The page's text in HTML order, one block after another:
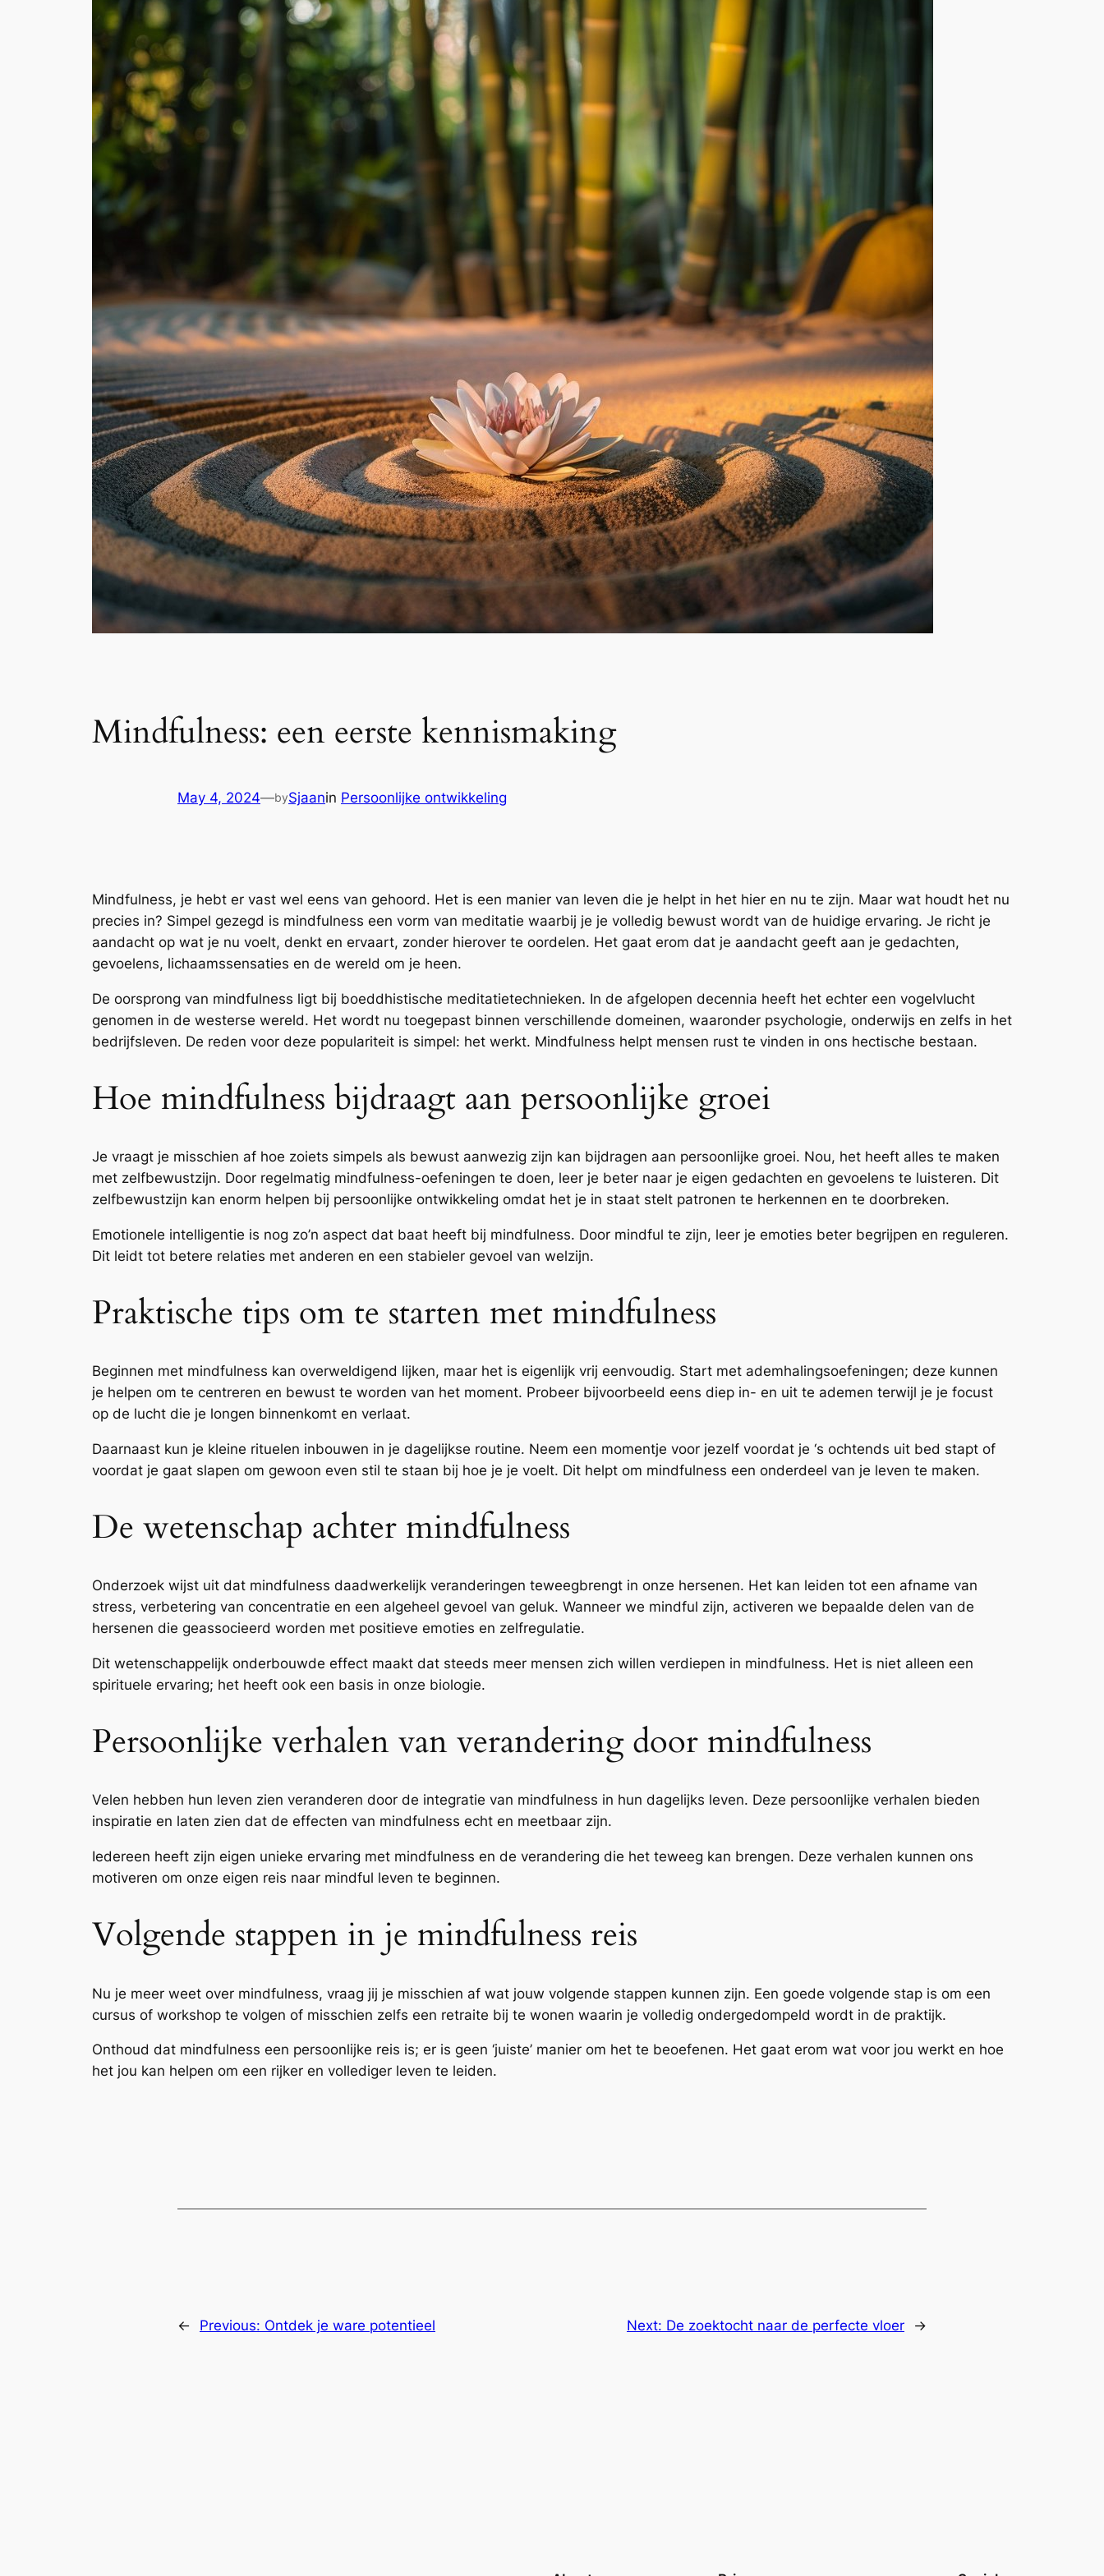
Mindfulness: een eerste kennismaking
May 4, 2024—bySjaanin Persoonlijke ontwikkeling
Mindfulness, je hebt er vast wel eens van gehoord. Het is een manier van leven die je helpt in het hier en nu te zijn. Maar wat houdt het nu
precies in? Simpel gezegd is mindfulness een vorm van meditatie waarbij je je volledig bewust wordt van de huidige ervaring. Je richt je
aandacht op wat je nu voelt, denkt en ervaart, zonder hierover te oordelen. Het gaat erom dat je aandacht geeft aan je gedachten,
gevoelens, lichaamssensaties en de wereld om je heen.
De oorsprong van mindfulness ligt bij boeddhistische meditatietechnieken. In de afgelopen decennia heeft het echter een vogelvlucht
genomen in de westerse wereld. Het wordt nu toegepast binnen verschillende domeinen, waaronder psychologie, onderwijs en zelfs in het
bedrijfsleven. De reden voor deze populariteit is simpel: het werkt. Mindfulness helpt mensen rust te vinden in ons hectische bestaan.
Hoe mindfulness bijdraagt aan persoonlijke groei
Je vraagt je misschien af hoe zoiets simpels als bewust aanwezig zijn kan bijdragen aan persoonlijke groei. Nou, het heeft alles te maken
met zelfbewustzijn. Door regelmatig mindfulness-oefeningen te doen, leer je beter naar je eigen gedachten en gevoelens te luisteren. Dit
zelfbewustzijn kan enorm helpen bij persoonlijke ontwikkeling omdat het je in staat stelt patronen te herkennen en te doorbreken.
Emotionele intelligentie is nog zo’n aspect dat baat heeft bij mindfulness. Door mindful te zijn, leer je emoties beter begrijpen en reguleren.
Dit leidt tot betere relaties met anderen en een stabieler gevoel van welzijn.
Praktische tips om te starten met mindfulness
Beginnen met mindfulness kan overweldigend lijken, maar het is eigenlijk vrij eenvoudig. Start met ademhalingsoefeningen; deze kunnen
je helpen om te centreren en bewust te worden van het moment. Probeer bijvoorbeeld eens diep in- en uit te ademen terwijl je je focust
op de lucht die je longen binnenkomt en verlaat.
Daarnaast kun je kleine rituelen inbouwen in je dagelijkse routine. Neem een momentje voor jezelf voordat je ‘s ochtends uit bed stapt of
voordat je gaat slapen om gewoon even stil te staan bij hoe je je voelt. Dit helpt om mindfulness een onderdeel van je leven te maken.
De wetenschap achter mindfulness
Onderzoek wijst uit dat mindfulness daadwerkelijk veranderingen teweegbrengt in onze hersenen. Het kan leiden tot een afname van
stress, verbetering van concentratie en een algeheel gevoel van geluk. Wanneer we mindful zijn, activeren we bepaalde delen van de
hersenen die geassocieerd worden met positieve emoties en zelfregulatie.
Dit wetenschappelijk onderbouwde effect maakt dat steeds meer mensen zich willen verdiepen in mindfulness. Het is niet alleen een
spirituele ervaring; het heeft ook een basis in onze biologie.
Persoonlijke verhalen van verandering door mindfulness
Velen hebben hun leven zien veranderen door de integratie van mindfulness in hun dagelijks leven. Deze persoonlijke verhalen bieden
inspiratie en laten zien dat de effecten van mindfulness echt en meetbaar zijn.
Iedereen heeft zijn eigen unieke ervaring met mindfulness en de verandering die het teweeg kan brengen. Deze verhalen kunnen ons
motiveren om onze eigen reis naar mindful leven te beginnen.
Volgende stappen in je mindfulness reis
Nu je meer weet over mindfulness, vraag jij je misschien af wat jouw volgende stappen kunnen zijn. Een goede volgende stap is om een
cursus of workshop te volgen of misschien zelfs een retraite bij te wonen waarin je volledig ondergedompeld wordt in de praktijk.
Onthoud dat mindfulness een persoonlijke reis is; er is geen ‘juiste’ manier om het te beoefenen. Het gaat erom wat voor jou werkt en hoe
het jou kan helpen om een rijker en vollediger leven te leiden.
← Previous: Ontdek je ware potentieel Next: De zoektocht naar de perfecte vloer →